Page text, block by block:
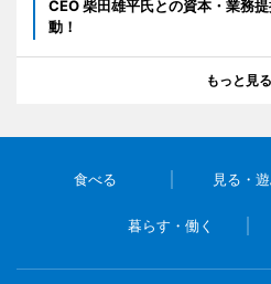
CEO 柴田雄平氏との資本・業務
動！
もっと見る
食べる 見る・
暮らす・働く